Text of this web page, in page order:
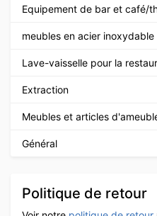
Equipement de bar et café/
meubles en acier inoxydable
Lave-vaisselle pour la
Extraction
Meubles et articles
Général
Politique de retour